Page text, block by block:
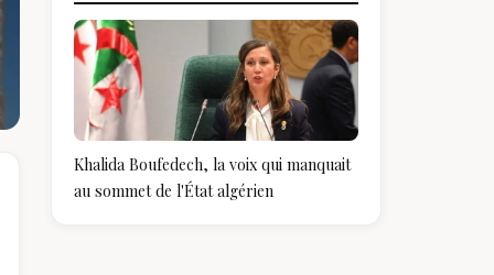
Khalida Boufedech, la voix qui manquait
au sommet de l'État algérien